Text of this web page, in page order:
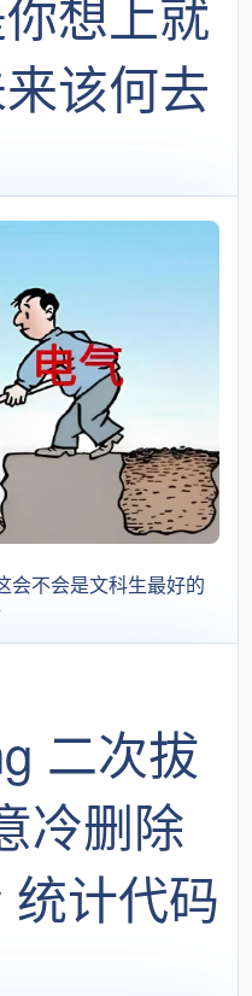
该何去
会不会是文科生最好的
二次拔
冷删除
计代码